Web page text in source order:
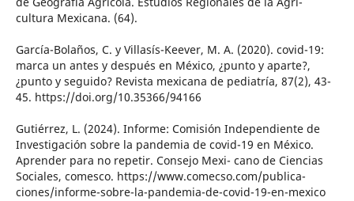
cultura Mexicana. (64).
García-Bolaños, C. y Villasís-Keever, M. A. (2020). covid-19:
marca un antes y después en México, ¿punto y aparte?,
¿punto y seguido? Revista mexicana de pediatría, 87(2), 43-
45. https://doi.org/10.35366/94166
Gutiérrez, L. (2024). Informe: Comisión Independiente de
Investigación sobre la pandemia de covid-19 en México.
Aprender para no repetir. Consejo Mexi- cano de Ciencias
Sociales, comesco. https://www.comecso.com/publica-
ciones/informe-sobre-la-pandemia-de-covid-19-en-mexico